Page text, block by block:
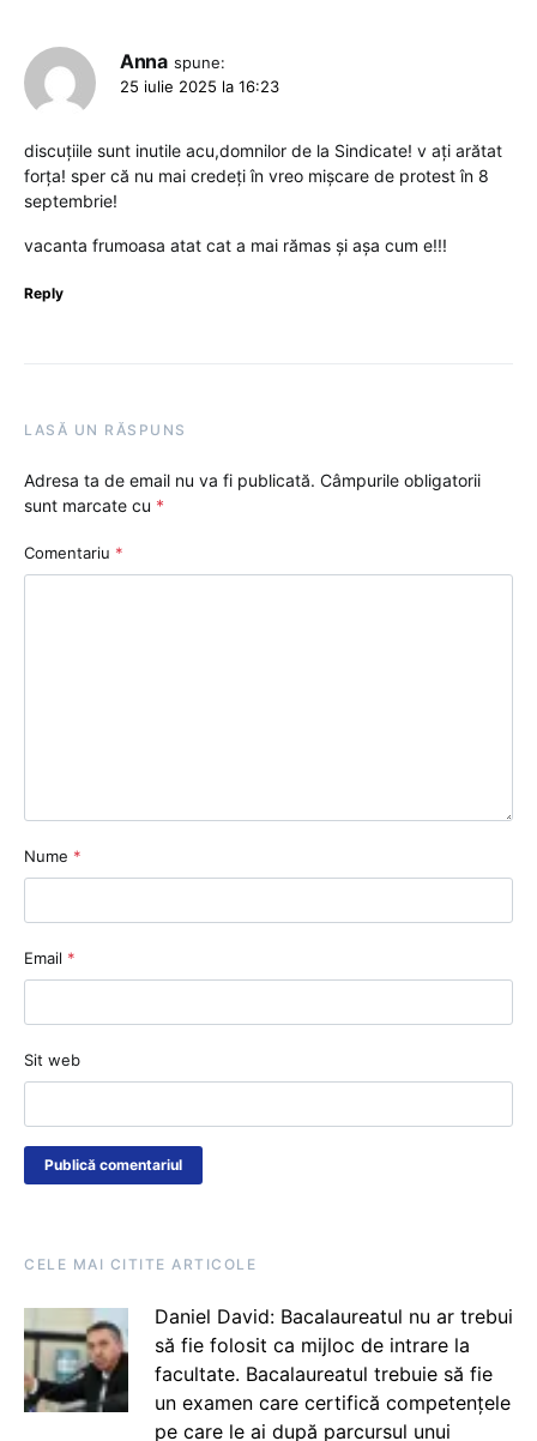
Anna spune:
25 iulie 2025 la 16:23
discuțiile sunt inutile acu,domnilor de la Sindicate! v ați arătat
forța! sper că nu mai credeți în vreo mișcare de protest în 8
septembrie!
vacanta frumoasa atat cat a mai rămas și așa cum e!!!
Reply
LASĂ UN RĂSPUNS
Adresa ta de email nu va fi publicată. Câmpurile obligatorii
sunt marcate cu *
Comentariu *
Nume *
Email *
Sit web
CELE MAI CITITE ARTICOLE
Daniel David: Bacalaureatul nu ar trebui
să fie folosit ca mijloc de intrare la
facultate. Bacalaureatul trebuie să fie
un examen care certifică competențele
pe care le ai după parcursul unui